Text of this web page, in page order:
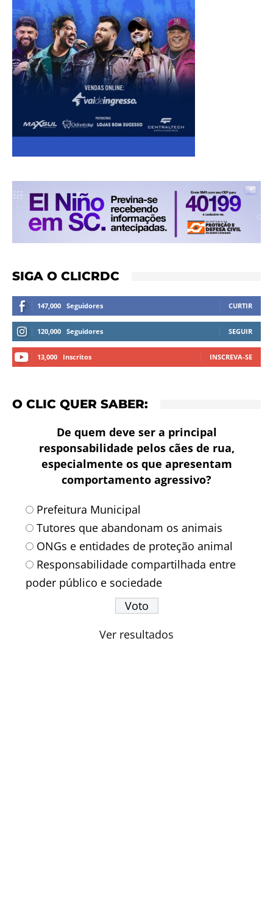
SIGA O CLICRDC
147,000 Seguidores CURTIR
120,000 Seguidores SEGUIR
13,000 Inscritos INSCREVA-SE
O CLIC QUER SABER:
De quem deve ser a principal
responsabilidade pelos cães de rua,
especialmente os que apresentam
comportamento agressivo?
Prefeitura Municipal
Tutores que abandonam os animais
ONGs e entidades de proteção animal
Responsabilidade compartilhada entre
poder público e sociedade
Ver resultados